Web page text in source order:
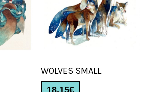
WOLVES SMALL
18,15€